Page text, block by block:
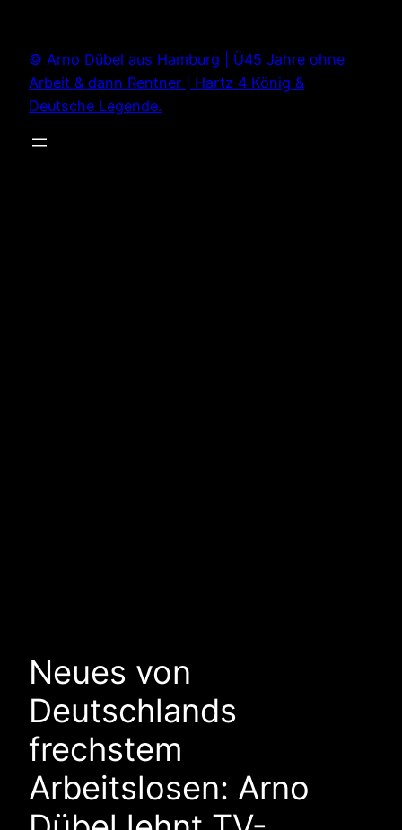
springen
© Arno Dübel aus Hamburg | Ü45 Jahre ohne
Arbeit & dann Rentner | Hartz 4 König &
Deutsche Legende.
Neues von
Deutschlands
frechstem
Arbeitslosen: Arno